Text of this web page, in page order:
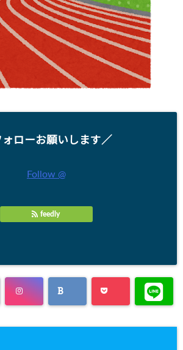
ォローお願いします／
Follow @
feedly